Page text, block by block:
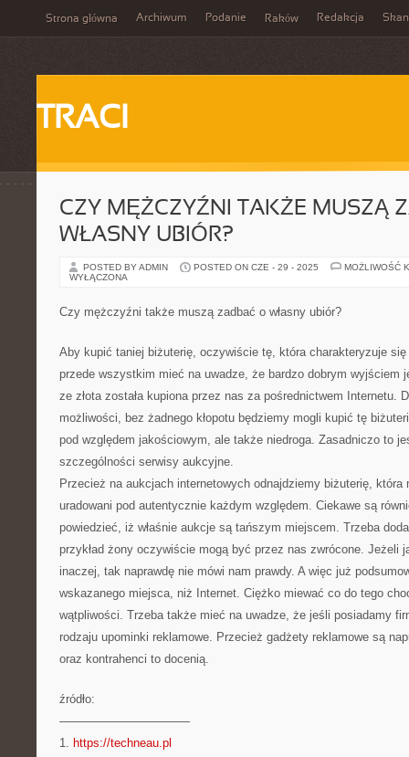
Strona główna Archiwum Podanie Raków Redakcja
TRACI
CZY MĘŻCZYŹNI TAKŻE MUSZĄ
WŁASNY UBIÓR?
POSTED BY ADMIN POSTED ON CZE - 29 - 2025
MOŻLIWOŚĆ
WYŁĄCZONA
Czy mężczyźni także muszą zadbać o własny ubiór?
Aby kupić taniej biżuterię, oczywiście tę, która charakteryzuje
przede wszystkim mieć na uwadze, że bardzo dobrym wyjściem
ze złota została kupiona przez nas za pośrednictwem Internetu.
możliwości, bez żadnego kłopotu będziemy mogli kupić tę
pod względem jakościowym, ale także niedroga. Zasadniczo to
szczególności serwisy aukcyjne.
Przecież na aukcjach internetowych odnajdziemy biżuterię,
uradowani pod autentycznie każdym względem. Ciekawe są
powiedzieć, iż właśnie aukcje są tańszym miejscem. Trzeba
przykład żony oczywiście mogą być przez nas zwrócone. Jeżeli
inaczej, tak naprawdę nie mówi nam prawdy. A więc już
wskazanego miejsca, niż Internet. Ciężko miewać co do tego
wątpliwości. Trzeba także mieć na uwadze, że jeśli posiadamy
rodzaju upominki reklamowe. Przecież gadżety reklamowe są
oraz kontrahenci to docenią.
źródło:
———————————
1. https://techneau.pl